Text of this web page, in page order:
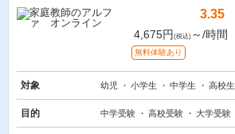
3.35
4,675円 (税込) ～/時間
無料体験あり
対象 幼児 小学生 中学生 高校生
目的 中学受験 高校受験 大学受験